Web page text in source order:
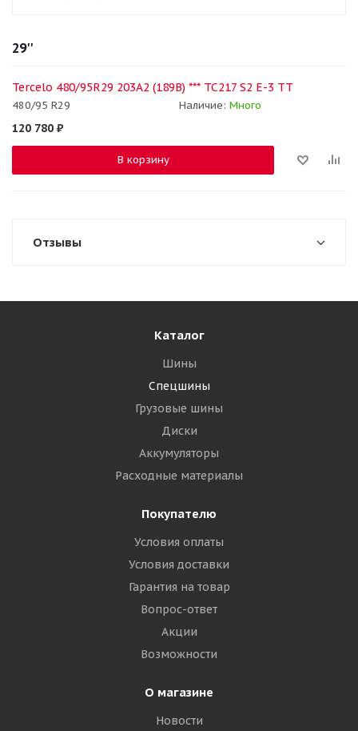
29''
Tercelo 480/95R29 203A2 (189B) *** TC217 S2 E-3 TT
480/95 R29 Наличие: Много
120 780 ₽
В корзину
Отзывы
Каталог
Шины
Спецшины
Грузовые шины
Диски
Аккумуляторы
Расходные материалы
Покупателю
Условия оплаты
Условия доставки
Гарантия на товар
Вопрос-ответ
Акции
Возможности
О магазине
Новости